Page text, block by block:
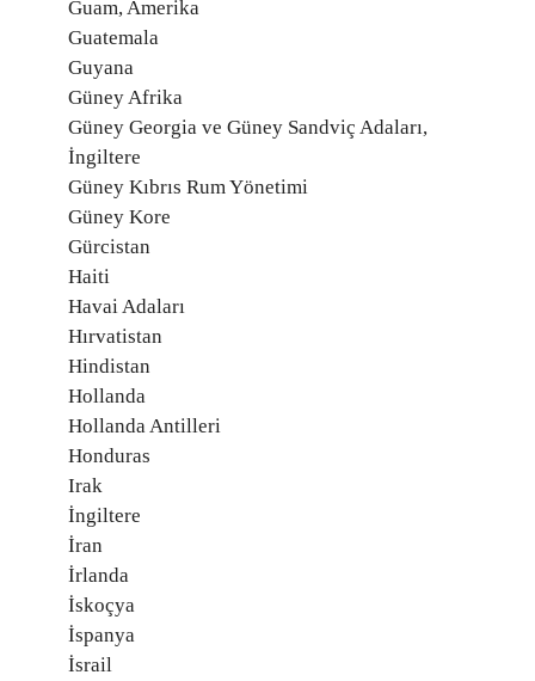
Guam, Amerika
Guatemala
Guyana
Güney Afrika
Güney Georgia ve Güney Sandviç Adaları,
İngiltere
Güney Kıbrıs Rum Yönetimi
Güney Kore
Gürcistan
Haiti
Havai Adaları
Hırvatistan
Hindistan
Hollanda
Hollanda Antilleri
Honduras
Irak
İngiltere
İran
İrlanda
İskoçya
İspanya
İsrail